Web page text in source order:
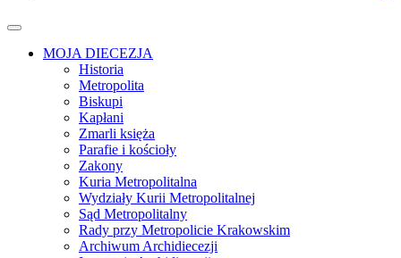
MOJA DIECEZJA
Historia
Metropolita
Biskupi
Kapłani
Zmarli księża
Parafie i kościoły
Zakony
Kuria Metropolitalna
Wydziały Kurii Metropolitalnej
Sąd Metropolitalny
Rady przy Metropolicie Krakowskim
Archiwum Archidiecezji